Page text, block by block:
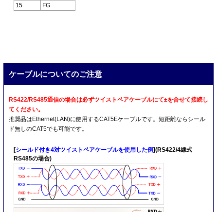
15
FG
ケーブルについてのご注意
RS422/RS485通信の場合は必ずツイストペアケーブルにて±を合せて接続し
てください。
推奨品はEthernet(LAN)に使用するCAT5Eケーブルです。短距離ならシール
ド無しのCAT5でも可能です。
[シールド付き4対ツイストペアケーブルを使用した例](RS422/4線式
RS485の場合)